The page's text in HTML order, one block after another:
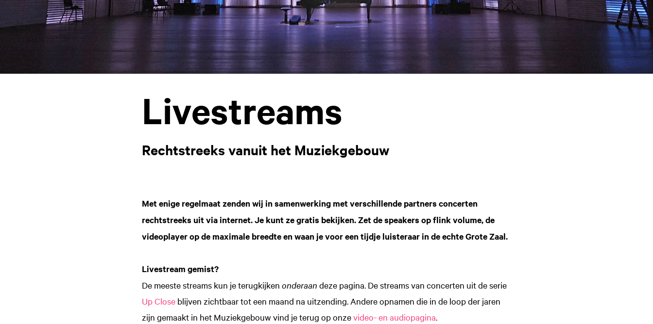
Livestreams
Rechtstreeks vanuit het Muziekgebouw
Met enige regelmaat zenden wij in samenwerking met verschillende partners concerten
rechtstreeks uit via internet. Je kunt ze gratis bekijken. Zet de speakers op flink volume, de
videoplayer op de maximale breedte en waan je voor een tijdje luisteraar in de echte Grote Zaal.
Livestream gemist?
De meeste streams kun je terugkijken onderaan deze pagina. De streams van concerten uit de serie
Up Close blijven zichtbaar tot een maand na uitzending. Andere opnamen die in de loop der jaren
zijn gemaakt in het Muziekgebouw vind je terug op onzevideo- en audiopagina.